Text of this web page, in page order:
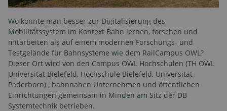
Wo könnte man besser zur Digitalisierung des
Mobilitätssystem im Kontext Bahn lernen, forschen und
mitarbeiten als auf einem modernen Forschungs- und
Testgelände für Bahnsysteme wie dem RailCampus OWL?
Dieser Ort wird von den Campus OWL Hochschulen (TH OWL
Universität Bielefeld, Hochschule Bielefeld, Universität
Paderborn) , bahnnahen Unternehmen und öffentlichen
Einrichtungen gemeinsam in Minden am Sitz der DB
Systemtechnik betrieben.